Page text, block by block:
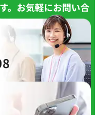
。お気軽にお問い合
い。